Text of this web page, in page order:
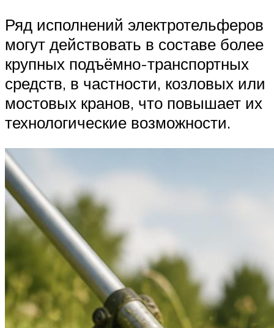
Ряд исполнений электротельферов
могут действовать в составе более
крупных подъёмно-транспортных
средств, в частности, козловых или
мостовых кранов, что повышает их
технологические возможности.